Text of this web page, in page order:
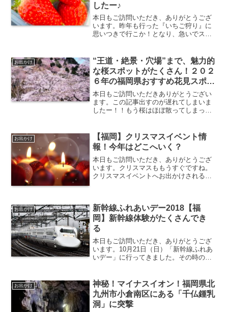
したー♪
本日もご訪問いただき、ありがとうござ
います。昨年も行った『いちご狩り』に
思いつきで行こか！となり、急いでスー
ら、急に空いた時間を子ども達に費やす
ことが多いです。それに家...
お出かけ
“王道・絶景・穴場”まで、魅力的
な桜スポットがたくさん！２０２
６年の福岡県おすすめ花見スポッ
トまとめ🌸
本日もご訪問いただきありがとうござい
ます。この記事出すのが遅れてしまいま
したー！！もう桜はほぼ散ってしまった
も少しずつ暖かくなり、夜はまだ冷えま
すがお元気ですか？👀ぼく...
お出かけ
【福岡】クリスマスイベント情
報！今年はどこへいく？
本日もご訪問いただき、ありがとうござ
います。クリスマスももうすぐですね。
クリスマスイベントへお出かけされる予
ら聞こえてきます。福岡各地...
お出かけ
新幹線ふれあいデー2018【福
岡】新幹線体験がたくさんでき
る
本日もご訪問いただき、ありがとうござ
います。10月21日（日）「新幹線ふれあ
いデー」に行ってきました。その時の様
近に親しむ事を目的とし、博多総合車両
所を一般公開したイベ...
お出かけ
神秘！マイナスイオン！福岡県北
九州市小倉南区にある「千仏鍾乳
洞」に突撃